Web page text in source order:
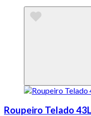
Roupeiro Telado